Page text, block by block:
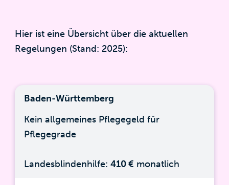
Hier ist eine Übersicht über die aktuellen
Regelungen (Stand: 2025):
Baden-Württemberg
Kein allgemeines Pflegegeld für
Pflegegrade
Landesblindenhilfe:410 € monatlich